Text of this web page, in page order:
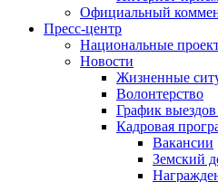
Официальный
Пресс-центр
Национальные
Новости
Жизненные
Волонтерство
График выездов
Кадровая
Вакансии
Земский